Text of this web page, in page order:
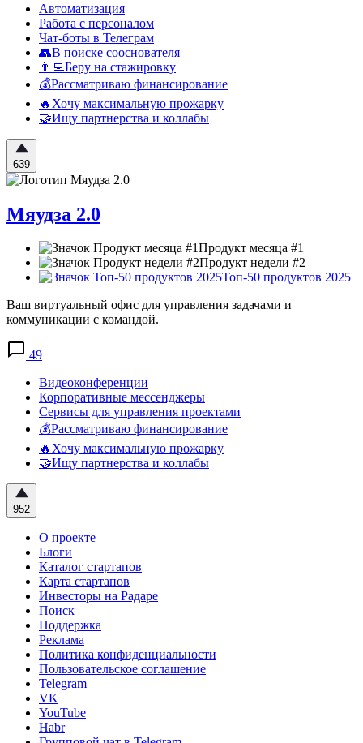
Автоматизация
Работа с персоналом
Чат-боты в Телеграм
👥В поиске сооснователя
👨‍💻Беру на стажировку
💰Рассматриваю финансирование
🔥Хочу максимальную прожарку
🤝Ищу партнерства и коллабы
639
Мяудза 2.0
Продукт месяца #1
Продукт недели #2
Топ-50 продуктов 2025
Ваш виртуальный офис для управления задачами и
коммуникации с командой.
49
Видеоконференции
Корпоративные мессенджеры
Сервисы для управления проектами
💰Рассматриваю финансирование
🔥Хочу максимальную прожарку
🤝Ищу партнерства и коллабы
952
О проекте
Блоги
Каталог стартапов
Карта стартапов
Инвесторы на Радаре
Поиск
Поддержка
Реклама
Политика конфиденциальности
Пользовательское соглашение
Telegram
VK
YouTube
Habr